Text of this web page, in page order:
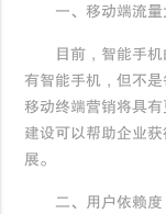
一、移动端流量
目前，智能手机
有智能手机，但不
移动终端营销将具
建设可以帮助企业
展。
二、用户依赖度